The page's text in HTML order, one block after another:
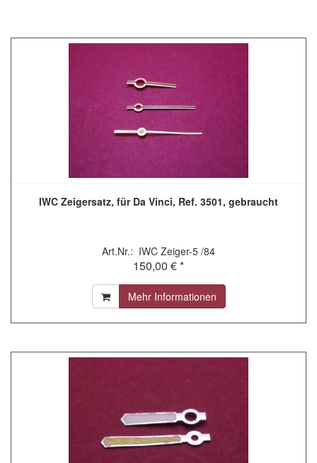
IWC Zeigersatz, für Da Vinci, Ref. 3501, gebraucht
Art.Nr.: IWC Zeiger-5 /84
150,00 € *
Mehr Informationen